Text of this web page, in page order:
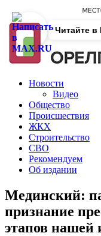
Новости
Видео
Общество
Происшествия
ЖКХ
Строительство
СВО
Рекомендуем
Об издании
Мединский:
признание
этапов нашей
Читайте в